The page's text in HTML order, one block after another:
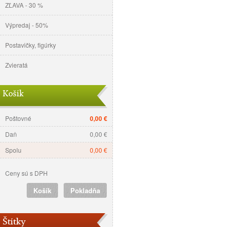
ZĽAVA - 30 %
Výpredaj - 50%
Postavičky, figúrky
Zvieratá
Košík
0,00 €
Poštovné
0,00 €
Daň
0,00 €
Spolu
Ceny sú s DPH
Pokladňa
Košík
Štítky